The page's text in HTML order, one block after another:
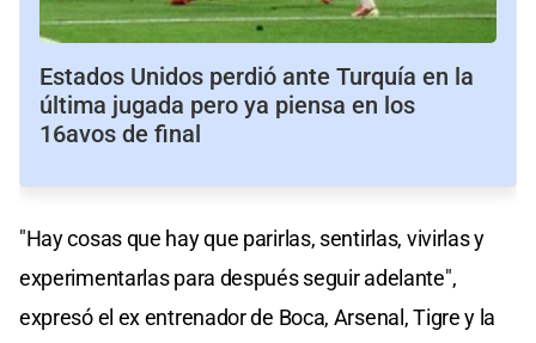
Estados Unidos perdió ante Turquía en la
última jugada pero ya piensa en los
16avos de final
"Hay cosas que hay que parirlas, sentirlas, vivirlas y
experimentarlas para después seguir adelante",
expresó el ex entrenador de Boca, Arsenal, Tigre y la